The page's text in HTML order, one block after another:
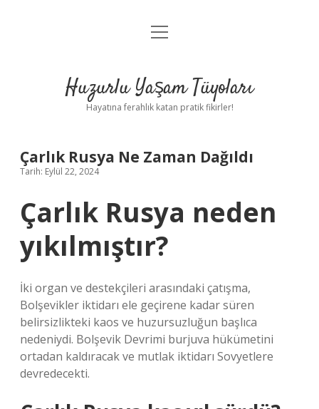
Anasayfa
Yasal Uyarı
menüyü
Huzurlu Yaşam Tüyoları
Hayatına ferahlık katan pratik fikirler!
Çarlık Rusya Ne Zaman Dağıldı
Tarih: Eylül 22, 2024
Çarlık Rusya neden
yıkılmıştır?
İki organ ve destekçileri arasındaki çatışma,
Bolşevikler iktidarı ele geçirene kadar süren
belirsizlikteki kaos ve huzursuzluğun başlıca
nedeniydi. Bolşevik Devrimi burjuva hükümetini
ortadan kaldıracak ve mutlak iktidarı Sovyetlere
devredecekti.